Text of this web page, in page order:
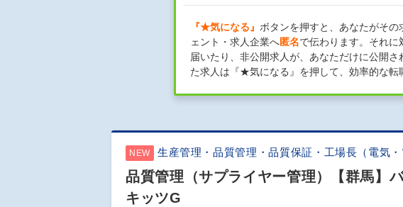
『★気になる』 ボタンを押すと、あなたがそ
ェント・求人企業へ匿名で伝わります。それに
届いたり、非公開求人が、あなただけに公開
た求人は『★気になる』を押して、効率的な転
NEW 生産管理・品質管理・品質保証・工場長（電気・
品質管理（サプライヤー管理）【群馬】
キッツG